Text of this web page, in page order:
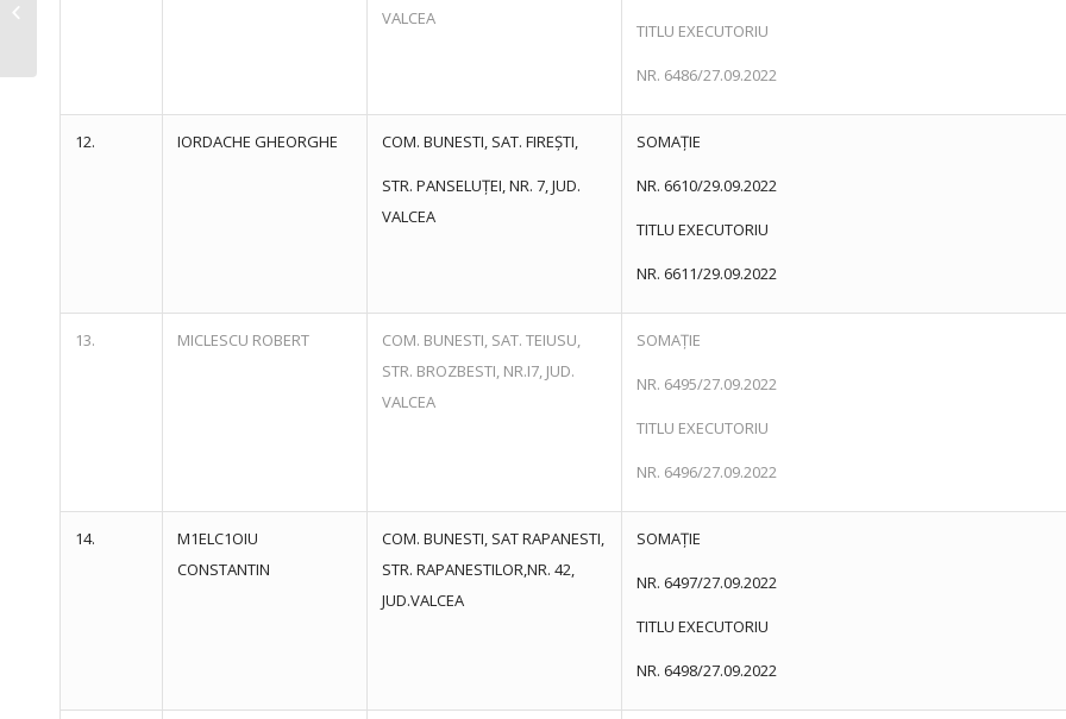
VALCEA
TITLU EXECUTORIU
NR. 6486/27.09.2022
12. IORDACHE GHEORGHE COM. BUNESTI, SAT. FIREȘTI,
STR. PANSELUȚEI, NR. 7, JUD.
VALCEA
SOMAȚIE
NR. 6610/29.09.2022
TITLU EXECUTORIU
NR. 6611/29.09.2022
13. MICLESCU ROBERT
COM. BUNESTI, SAT. TEIUSU,
STR. BROZBESTI, NR.I7, JUD.
VALCEA
SOMAȚIE
NR. 6495/27.09.2022
TITLU EXECUTORIU
NR. 6496/27.09.2022
14.
M1ELC1OIU
CONSTANTIN
COM. BUNESTI, SAT RAPANESTI,
STR. RAPANESTILOR,NR. 42,
JUD.VALCEA
SOMAȚIE
NR. 6497/27.09.2022
TITLU EXECUTORIU
NR. 6498/27.09.2022